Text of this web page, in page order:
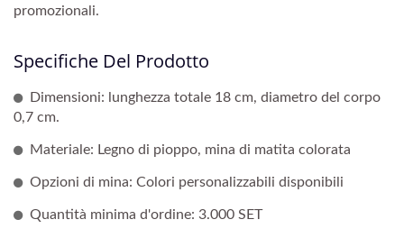
promozionali.
Specifiche Del Prodotto
Dimensioni: lunghezza totale 18 cm, diametro del corpo
0,7 cm.
Materiale: Legno di pioppo, mina di matita colorata
Opzioni di mina: Colori personalizzabili disponibili
Quantità minima d'ordine: 3.000 SET